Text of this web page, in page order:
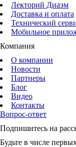
Лекторий Диаэм
Доставка и оплата
Технический
Мобильное
Компания
О компании
Новости
Партнеры
Блог
Видео
Контакты
Вопрос-ответ
Подпишитесь на
Будьте в числе